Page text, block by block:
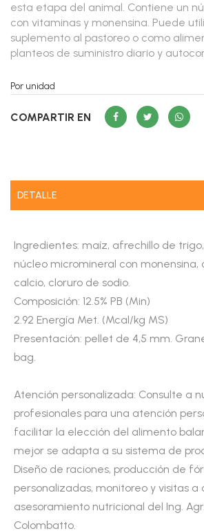
esta etapa del animal. Contiene un
con vitaminas y monensina. Puede
suplemento al pastoreo o como
planteos de suministro diario y
Por unidad
COMPARTIR EN
DETALLE
Ingredientes: maíz, afrechillo de
núcleo micromineral con
calcio, cloruro de sodio.
Composición: 12.5% PB (Min)
2.92 Energía Met. (Mcal/kg MS)
Presentación: pellet de 4,5 mm.
bag.
Atención personalizada: Consulte a
profesionales para una atención
facilitar la elección del alimento
mejor se adapta a su sistema de
Diseño de raciones, producción de
personalizadas, monitoreo y visitas a
asesoramiento nutricional del Ing.
Colombatto.